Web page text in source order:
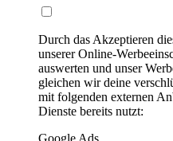
Durch das Akzeptieren
unserer Online-
auswerten und unser
gleichen wir deine
mit folgenden externen
Dienste bereits nutzt:
Google Ads